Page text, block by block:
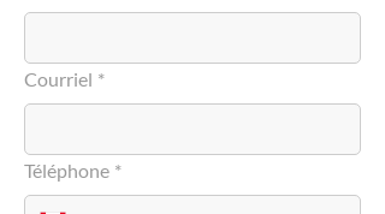
Courriel *
Téléphone *